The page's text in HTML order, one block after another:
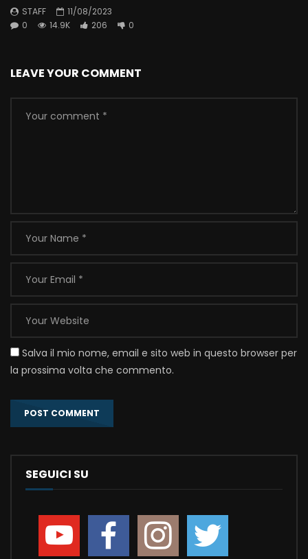
STAFF
11/08/2023
0
14.9K 206 0
LEAVE YOUR COMMENT
Salva il mio nome, email e sito web in questo browser per
la prossima volta che commento.
SEGUICI SU